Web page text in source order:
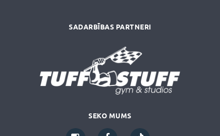
SADARBĪBAS PARTNERI
SEKO MUMS